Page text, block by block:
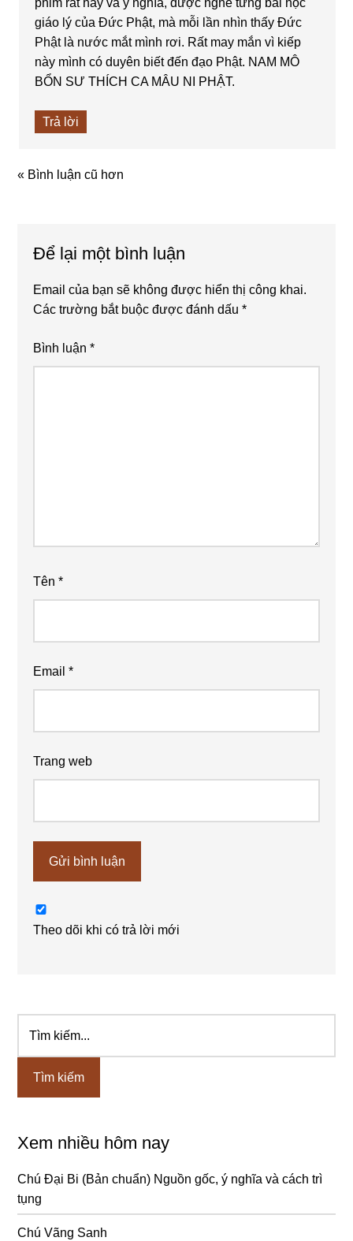
phim rất hay và ý nghĩa, được nghe từng bài học
giáo lý của Đức Phật, mà mỗi lần nhìn thấy Đức
Phật là nước mắt mình rơi. Rất may mắn vì kiếp
này mình có duyên biết đến đạo Phật. NAM MÔ
BỔN SƯ THÍCH CA MÂU NI PHẬT.
Trả lời
« Bình luận cũ hơn
Để lại một bình luận
Email của bạn sẽ không được hiển thị công khai.
Các trường bắt buộc được đánh dấu*
Bình luận*
Tên*
Email*
Trang web
Theo dõi khi có trả lời mới
Sidebar
chính
kiếm...
Xem nhiều hôm nay
Chú Đại Bi (Bản chuẩn) Nguồn gốc, ý nghĩa và cách trì
tụng
Chú Vãng Sanh